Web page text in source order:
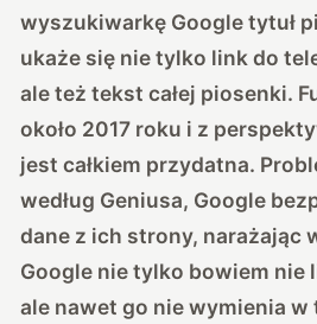
wyszukiwarkę Google tytuł
ukaże się nie tylko link do
ale też tekst całej piosenki.
około 2017 roku i z
jest całkiem przydatna.
według Geniusa, Google
dane z ich strony, narażając
Google nie tylko bowiem nie
ale nawet go nie wymienia w